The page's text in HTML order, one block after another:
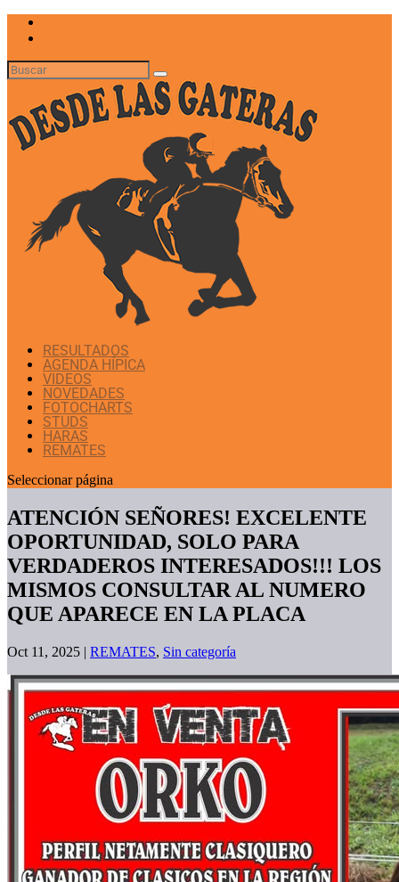
RESULTADOS
AGENDA HÍPICA
VIDEOS
NOVEDADES
FOTOCHARTS
STUDS
HARAS
REMATES
Seleccionar página
ATENCIÓN SEÑORES! EXCELENTE
OPORTUNIDAD, SOLO PARA
VERDADEROS INTERESADOS!!! LOS
MISMOS CONSULTAR AL NUMERO
QUE APARECE EN LA PLACA
Oct 11, 2025 | REMATES, Sin categoría